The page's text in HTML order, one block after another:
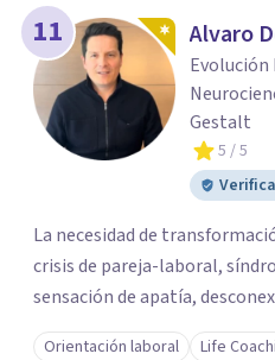
11 Alvaro
Evolución
Gestalt
5 / 5
La necesidad de
crisis de pareja-laboral,
sensación de apatía,
Orientación laboral Life